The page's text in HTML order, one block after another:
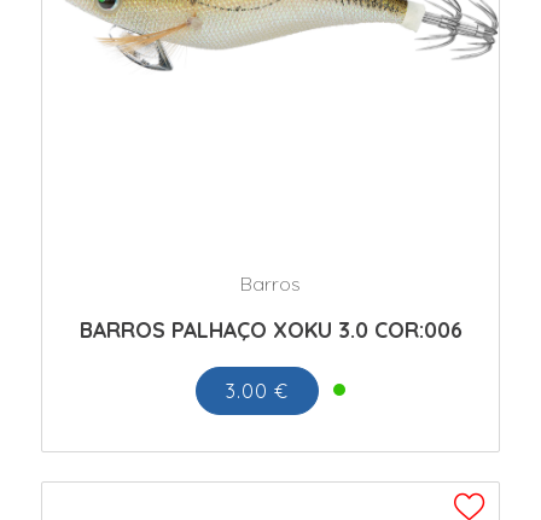
Barros
BARROS PALHAÇO XOKU 3.0 COR:006
3.00 €